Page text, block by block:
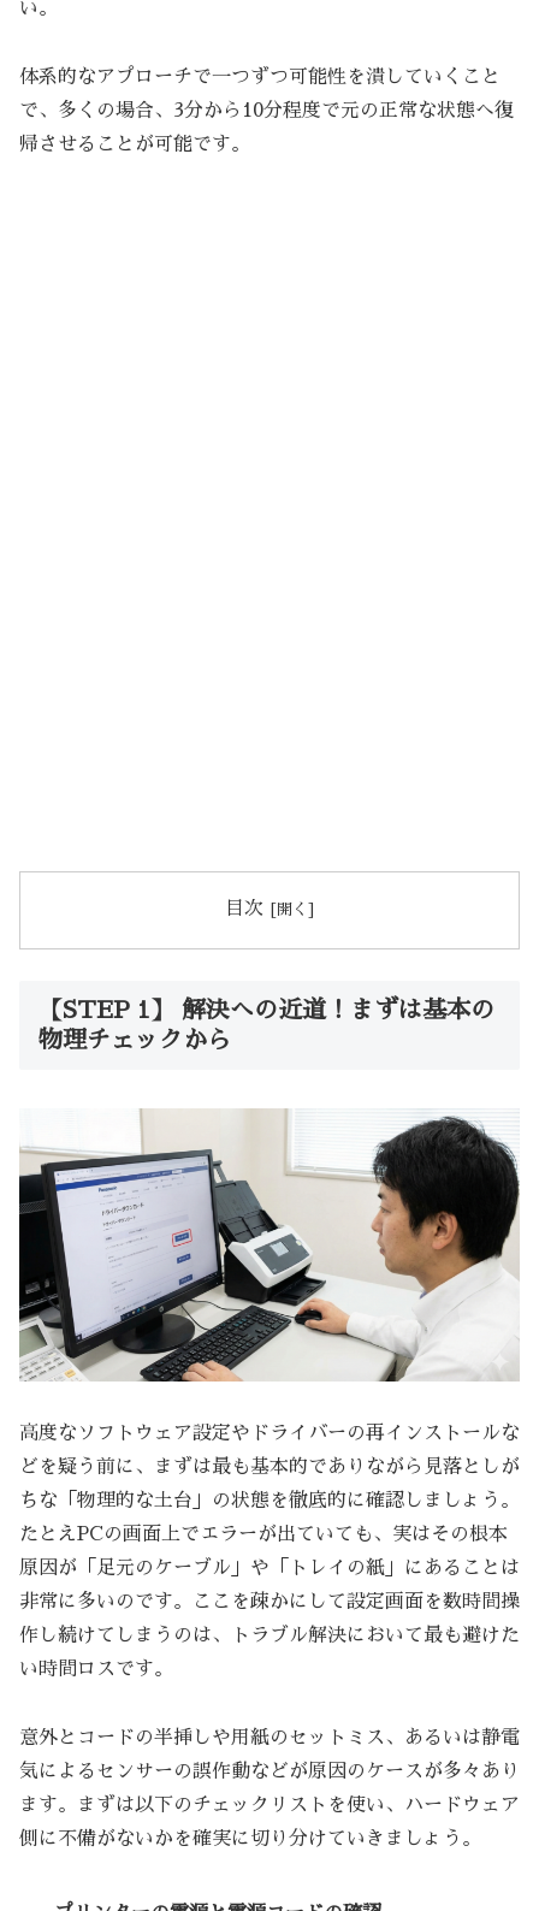
い。
体系的なアプローチで一つずつ可能性を潰していくこと
で、多くの場合、3分から10分程度で元の正常な状態へ復
帰させることが可能です。
目次
【STEP 1】 解決への近道！まずは基本の
物理チェックから
高度なソフトウェア設定やドライバーの再インストールな
どを疑う前に、まずは最も基本的でありながら見落としが
ちな「物理的な土台」の状態を徹底的に確認しましょう。
たとえPCの画面上でエラーが出ていても、実はその根本
原因が「足元のケーブル」や「トレイの紙」にあることは
非常に多いのです。ここを疎かにして設定画面を数時間操
作し続けてしまうのは、トラブル解決において最も避けた
い時間ロスです。
意外とコードの半挿しや用紙のセットミス、あるいは静電
気によるセンサーの誤作動などが原因のケースが多々あり
ます。まずは以下のチェックリストを使い、ハードウェア
側に不備がないかを確実に切り分けていきましょう。